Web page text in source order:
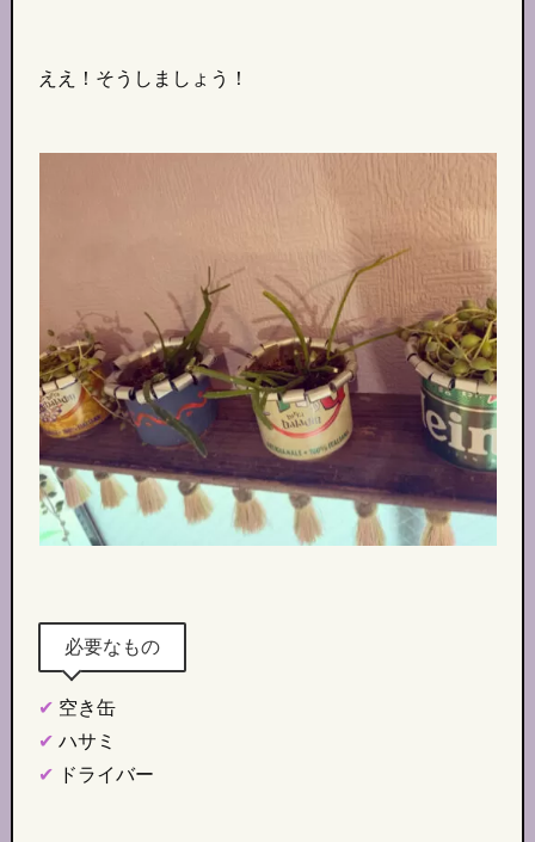
ええ！そうしましょう！
必要なもの
✔︎ 空き缶
✔︎ ハサミ
✔︎ ドライバー